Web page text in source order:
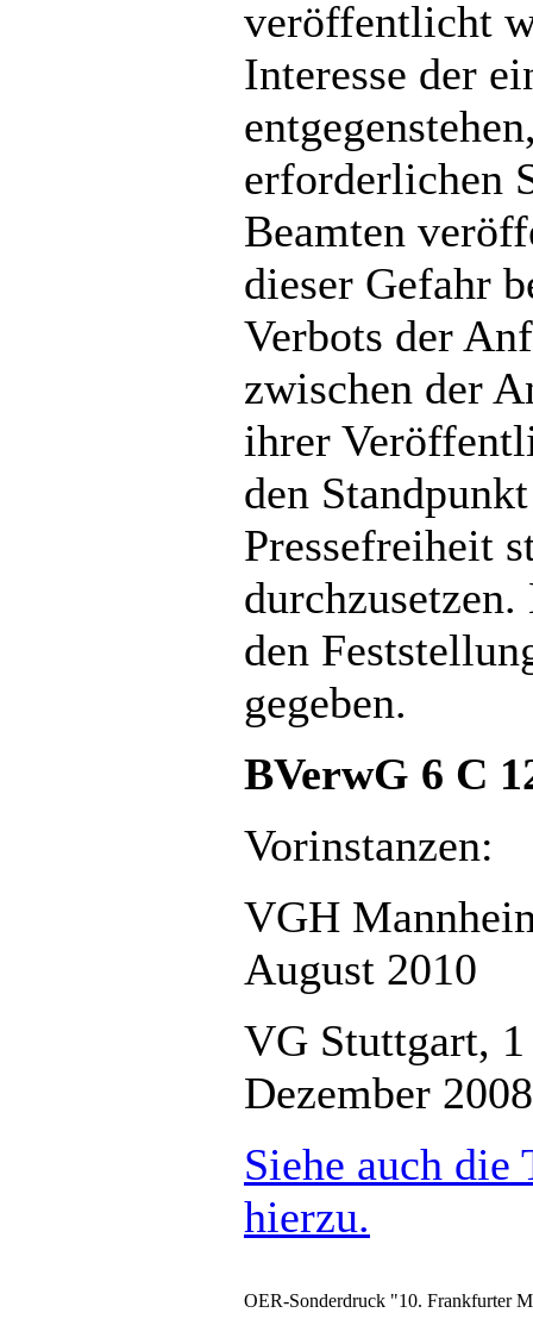
veröffentlicht
Interesse der
erforderlichen
Beamten
dieser Gefahr
Verbots der
zwischen der
ihrer
den
Pressefreiheit
den
gegeben.
BVerwG 6 C
Vorinstanzen:
VGH
August 2010
VG Stuttgart,
Dezember 2008
Siehe auch die
hierzu.
OER-Sonderdruck "10. Frankfurter